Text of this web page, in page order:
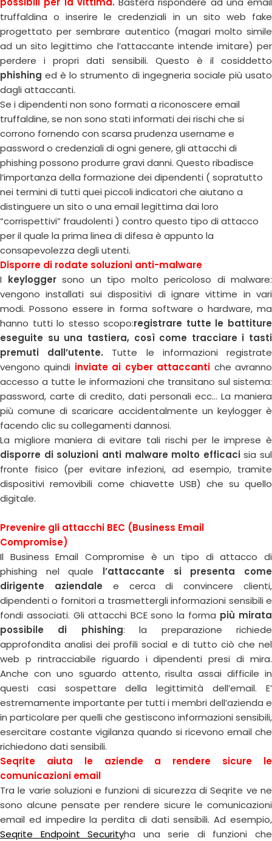
truffaldina o inserire le credenziali in un sito web fake
progettato per sembrare autentico (magari molto simile
ad un sito legittimo che l’attaccante intende imitare) per
perdere i propri dati sensibili. Questo è il cosiddetto
phishing ed è lo strumento di ingegneria sociale più usato
dagli attaccanti.
Se i dipendenti non sono formati a riconoscere email
truffaldine, se non sono stati informati dei rischi che si
corrono fornendo con scarsa prudenza username e
password o credenziali di ogni genere, gli attacchi di
phishing possono produrre gravi danni. Questo ribadisce
l’importanza della formazione dei dipendenti ( sopratutto
nei termini di tutti quei piccoli indicatori che aiutano a
distinguere un sito o una email legittima dai loro
“corrispettivi” fraudolenti ) contro questo tipo di attacco
per il quale la prima linea di difesa è appunto la
consapevolezza degli utenti.
Disporre di rodate soluzioni anti-malware
I keyloggersono un tipo molto pericoloso di malware:
vengono installati sui dispositivi di ignare vittime in vari
modi. Possono essere in forma software o hardware, ma
hanno tutti lo stesso scopo:registrare tutte le battiture
eseguite su una tastiera, così come tracciare i tasti
premuti dall’utente. Tutte le informazioni registrate
vengono quindi inviate ai cyber attaccanti che avranno
accesso a tutte le informazioni che transitano sul sistema:
password, carte di credito, dati personali ecc… La maniera
più comune di scaricare accidentalmente un keylogger è
facendo clic su collegamenti dannosi.
La migliore maniera di evitare tali rischi per le imprese è
disporre di soluzioni anti malware molto efficacisia sul
fronte fisico (per evitare infezioni, ad esempio, tramite
dispositivi removibili come chiavette USB) che su quello
digitale.
Prevenire gli attacchi BEC (Business Email
Compromise)
Il Business Email Compromise è un tipo di attacco di
phishing nel quale l’attaccante si presenta come
dirigente aziendale e cerca di convincere clienti,
dipendenti o fornitori a trasmettergli informazioni sensibili e
fondi associati. Gli attacchi BCE sono la forma più mirata
possibile di phishing: la preparazione richiede
approfondita analisi dei profili social e di tutto ciò che nel
web p rintracciabile riguardo i dipendenti presi di mira.
Anche con uno sguardo attento, risulta assai difficile in
questi casi sospettare della legittimità dell’email. E’
estremamente importante per tutti i membri dell’azienda e
in particolare per quelli che gestiscono informazioni sensibili,
esercitare costante vigilanza quando si ricevono email che
richiedono dati sensibili.
Seqrite aiuta le aziende a rendere sicure le
comunicazioni email
Tra le varie soluzioni e funzioni di sicurezza di Seqrite ve ne
sono alcune pensate per rendere sicure le comunicazioni
email ed impedire la perdita di dati sensibili. Ad esempio,
Seqrite Endpoint Securityha una serie di funzioni che